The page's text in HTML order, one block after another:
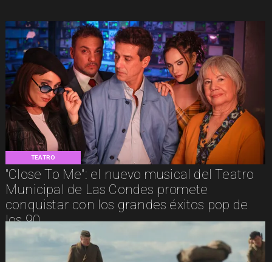
TEATRO
"Close To Me": el nuevo musical del Teatro
Municipal de Las Condes promete
conquistar con los grandes éxitos pop de
los 90